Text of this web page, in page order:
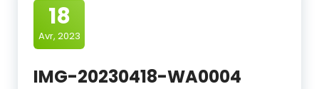
18
Avr, 2023
IMG-20230418-WA0004